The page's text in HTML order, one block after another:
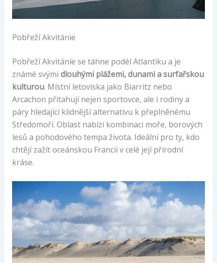
Pobřeží Akvitánie
Pobřeží Akvitánie se táhne podél Atlantiku a je
známé svými dlouhými plážemi, dunami a surfařskou
kulturou. Místní letoviska jako Biarritz nebo
Arcachon přitahují nejen sportovce, ale i rodiny a
páry hledající klidnější alternativu k přeplněnému
Středomoří. Oblast nabízí kombinaci moře, borových
lesů a pohodového tempa života. Ideální pro ty, kdo
chtějí zažít oceánskou Francii v celé její přírodní
kráse.